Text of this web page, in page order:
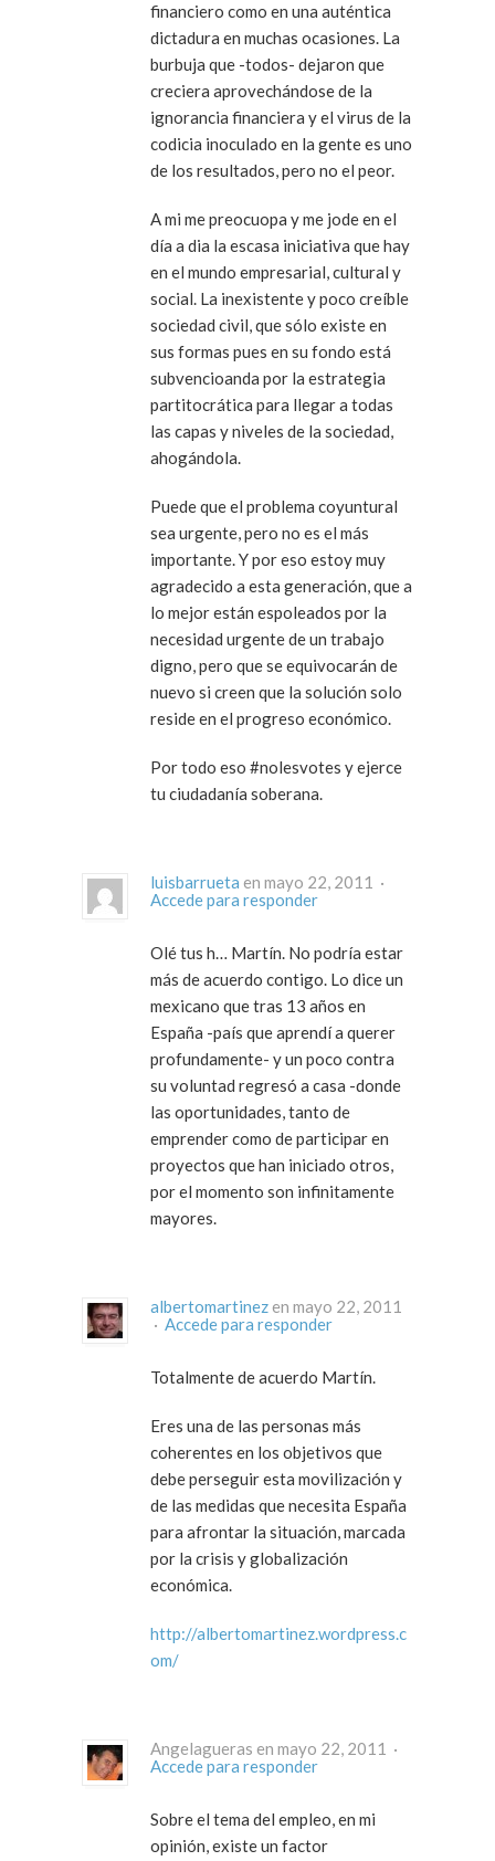
financiero como en una auténtica
dictadura en muchas ocasiones. La
burbuja que -todos- dejaron que
creciera aprovechándose de la
ignorancia financiera y el virus de la
codicia inoculado en la gente es uno
de los resultados, pero no el peor.
A mi me preocuopa y me jode en el
día a dia la escasa iniciativa que hay
en el mundo empresarial, cultural y
social. La inexistente y poco creíble
sociedad civil, que sólo existe en
sus formas pues en su fondo está
subvencioanda por la estrategia
partitocrática para llegar a todas
las capas y niveles de la sociedad,
ahogándola.
Puede que el problema coyuntural
sea urgente, pero no es el más
importante. Y por eso estoy muy
agradecido a esta generación, que a
lo mejor están espoleados por la
necesidad urgente de un trabajo
digno, pero que se equivocarán de
nuevo si creen que la solución solo
reside en el progreso económico.
Por todo eso #nolesvotes y ejerce
tu ciudadanía soberana.
luisbarrueta
en mayo 22, 2011 ·
Accede para responder
Olé tus h… Martín. No podría estar
más de acuerdo contigo. Lo dice un
mexicano que tras 13 años en
España -país que aprendí a querer
profundamente- y un poco contra
su voluntad regresó a casa -donde
las oportunidades, tanto de
emprender como de participar en
proyectos que han iniciado otros,
por el momento son infinitamente
mayores.
albertomartinez en mayo 22, 2011
· Accede para responder
Totalmente de acuerdo Martín.
Eres una de las personas más
coherentes en los objetivos que
debe perseguir esta movilización y
de las medidas que necesita España
para afrontar la situación, marcada
por la crisis y globalización
económica.
http://albertomartinez.wordpress.c
om/
Angelagueras en mayo 22, 2011 ·
Accede para responder
Sobre el tema del empleo, en mi
opinión, existe un factor